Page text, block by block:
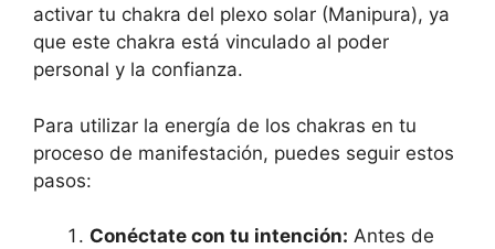
activar tu chakra del plexo solar (Manipura), ya
que este chakra está vinculado al poder
personal y la confianza.
Para utilizar la energía de los chakras en tu
proceso de manifestación, puedes seguir estos
pasos:
Conéctate con tu intención: Antes de